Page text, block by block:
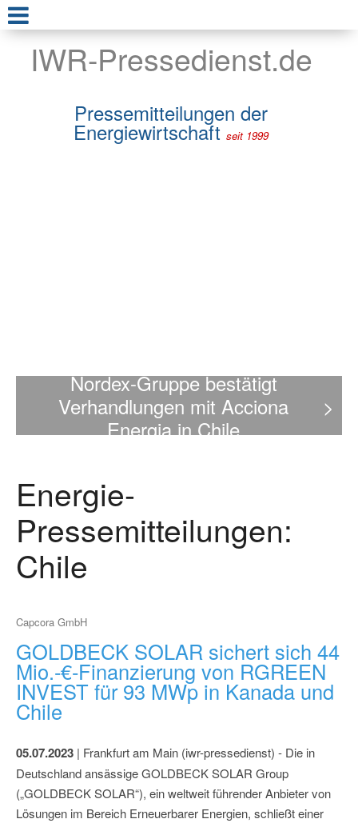
IWR-Pressedienst.de
Pressemitteilungen der
Energiewirtschaft seit 1999
Nordex-Gruppe bestätigt
Verhandlungen mit Acciona
Energia in Chile
>
Energie-
Pressemitteilungen:
Chile
Capcora GmbH
GOLDBECK SOLAR sichert sich 44
Mio.-€-Finanzierung von RGREEN
INVEST für 93 MWp in Kanada und
Chile
05.07.2023 | Frankfurt am Main (iwr-pressedienst) - Die in
Deutschland ansässige GOLDBECK SOLAR Group
(„GOLDBECK SOLAR“), ein weltweit führender Anbieter von
Lösungen im Bereich Erneuerbarer Energien, schließt einer